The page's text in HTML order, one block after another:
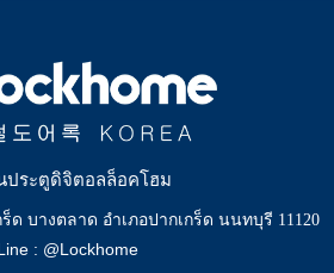
ประตูดิจิตอลล็อคโฮม
ด บางตลาด อำเภอปากเกร็ด นนทบุรี 11120
: @Lockhome